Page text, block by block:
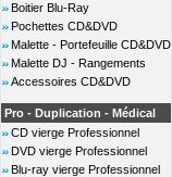
Boitier Blu-Ray
Pochettes CD&DVD
Malette - Portefeuille CD&DVD
Malette DJ - Rangements
Accessoires CD&DVD
Pro - Duplication - Médical
CD vierge Professionnel
DVD vierge Professionnel
Blu-ray vierge Professionnel